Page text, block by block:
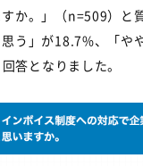
か。」（n=509）と
う」が18.7%、「や
答となりました。